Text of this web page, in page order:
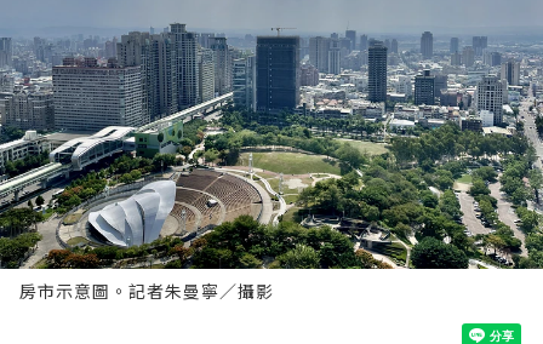
房市示意圖。記者朱曼寧／攝影